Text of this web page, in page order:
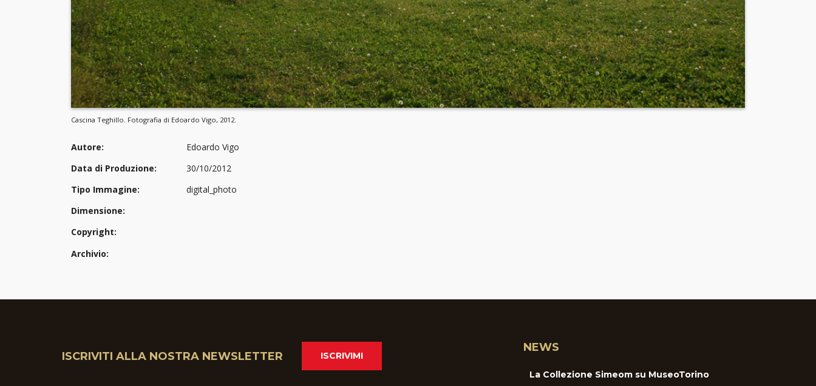
Cascina Teghillo. Fotografia di Edoardo Vigo, 2012.
Autore:
Edoardo Vigo
Data di Produzione:
30/10/2012
Tipo Immagine:
digital_photo
Dimensione:
Copyright:
Archivio:
ISCRIVITI ALLA NOSTRA NEWSLETTER ISCRIVIMI
NEWS
La Collezione Simeom su MuseoTorino